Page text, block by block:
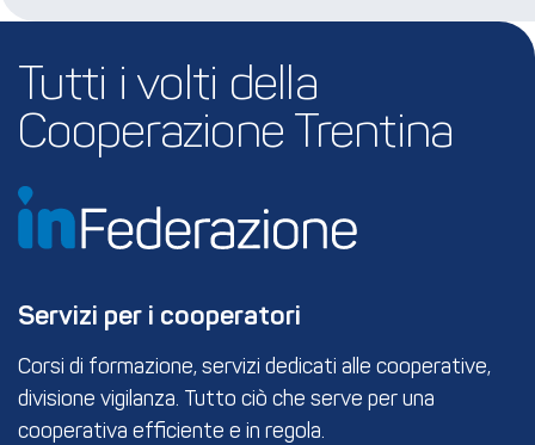
Tutti i volti della
Cooperazione Trentina
Servizi per i cooperatori
Corsi di formazione, servizi dedicati alle cooperative,
divisione vigilanza. Tutto ciò che serve per una
cooperativa efficiente e in regola.